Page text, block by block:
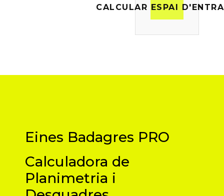
CALCULAR ESPAI
Eines Badagres PRO
Calculadora de
Planimetria i